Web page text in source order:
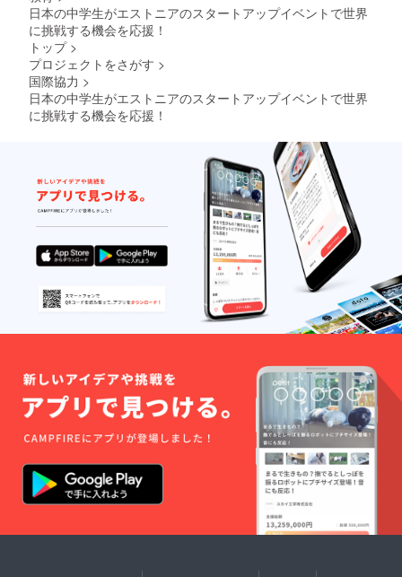
日本の中学生がエストニアのスタートアップイベントで世界
に挑戦する機会を応援！
トップ >
プロジェクトをさがす >
国際協力 >
日本の中学生がエストニアのスタートアップイベントで世界
に挑戦する機会を応援！